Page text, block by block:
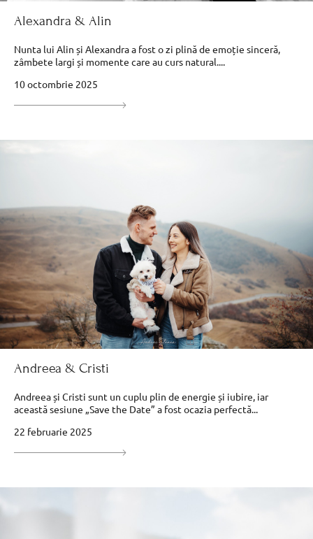
Alexandra & Alin
Nunta lui Alin și Alexandra a fost o zi plină de emoție sinceră,
zâmbete largi și momente care au curs natural....
10 octombrie 2025
Andreea & Cristi
Andreea și Cristi sunt un cuplu plin de energie și iubire, iar
această sesiune „Save the Date” a fost ocazia perfectă...
22 februarie 2025